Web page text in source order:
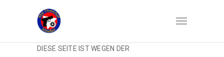
DIESE SEITE IST WEGEN DER